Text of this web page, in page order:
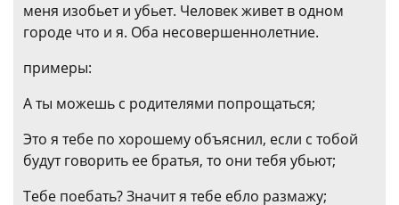
меня изобьет и убьет. Человек живет в одном
городе что и я. Оба несовершеннолетние.
примеры:
А ты можешь с родителями попрощаться;
Это я тебе по хорошему объяснил, если с тобой
будут говорить ее братья, то они тебя убьют;
Тебе поебать? Значит я тебе ебло размажу;